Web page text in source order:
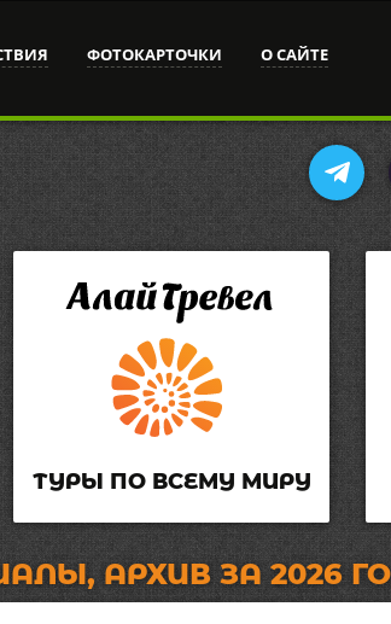
ФОТОКАРТОЧКИ О САЙТЕ
ТУРЫ ПО ВСЕМУ МИРУ
АРХИВ ЗА 2026